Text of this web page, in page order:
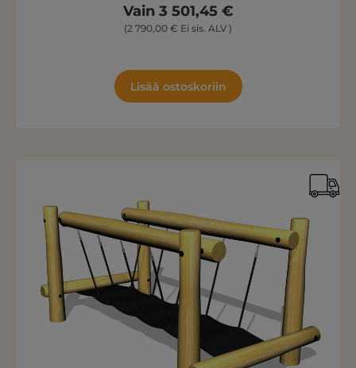
Vain 3 501,45 €
(2 790,00 € Ei sis. ALV )
Lisää ostoskoriin